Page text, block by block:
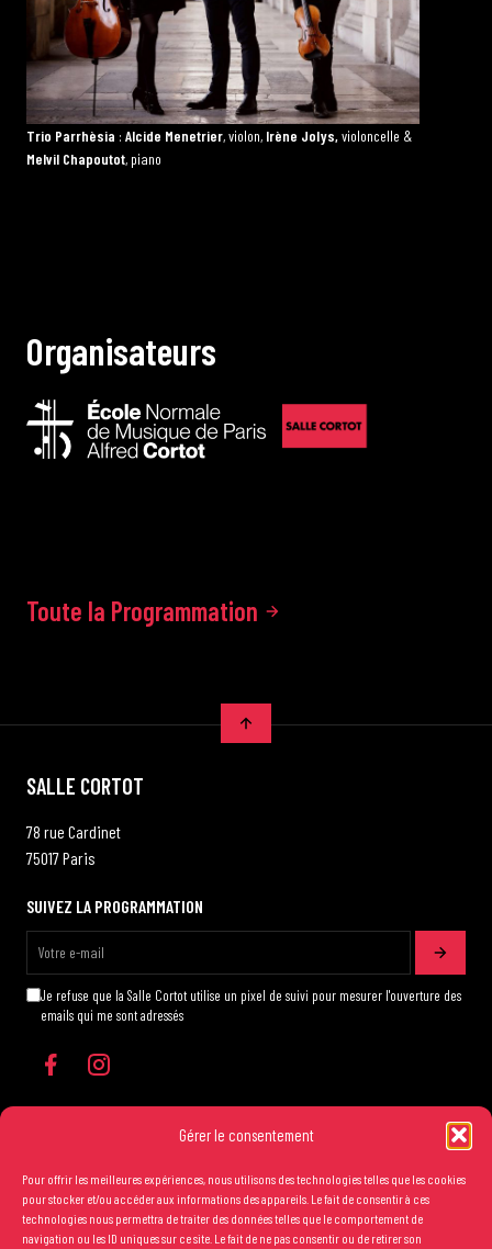
Gérer le consentement
Pour offrir les meilleures expériences, nous utilisons des technologies telles que les cookies
pour stocker et/ou accéder aux informations des appareils. Le fait de consentir à ces
technologies nous permettra de traiter des données telles que le comportement de
navigation ou les ID uniques sur ce site. Le fait de ne pas consentir ou de retirer son
Trio Parrhèsia : Alcide Menetrier, violon, Irène Jolys,violoncelle &
Melvil Chapoutot, piano
Organisateurs
Toute la Programmation
SALLE CORTOT
78 rue Cardinet
75017 Paris
SUIVEZ LA PROGRAMMATION
Je refuse que la Salle Cortot utilise un pixel de suivi pour mesurer l'ouverture des
emails qui me sont adressés
Les conditions générales de vente
Mentions légales